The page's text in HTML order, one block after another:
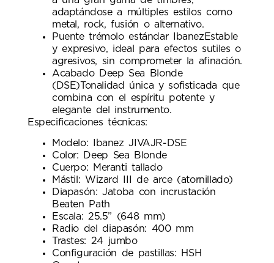
adaptándose a múltiples estilos como
metal, rock, fusión o alternativo.
Puente trémolo estándar IbanezEstable
y expresivo, ideal para efectos sutiles o
agresivos, sin comprometer la afinación.
Acabado Deep Sea Blonde
(DSE)Tonalidad única y sofisticada que
combina con el espíritu potente y
elegante del instrumento.
Especificaciones técnicas:
Modelo: Ibanez JIVAJR-DSE
Color: Deep Sea Blonde
Cuerpo: Meranti tallado
Mástil: Wizard III de arce (atornillado)
Diapasón: Jatoba con incrustación
Beaten Path
Escala: 25.5” (648 mm)
Radio del diapasón: 400 mm
Trastes: 24 jumbo
Configuración de pastillas: HSH